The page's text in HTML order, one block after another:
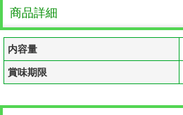
商品詳細
内容量
賞味期限